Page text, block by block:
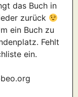
das Buch in
zurück
ein Buch zu
Fehlt
ein.